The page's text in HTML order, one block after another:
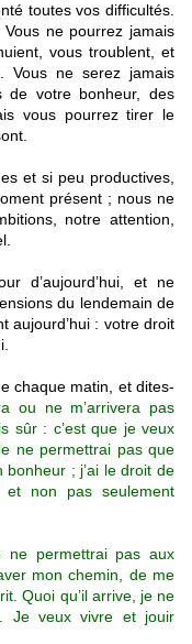
toutes vos difficultés.
ne pourrez jamais
vous troublent, et
Vous ne serez jamais
de votre bonheur, des
vous pourrez tirer le
et si peu productives,
présent ; nous ne
notre attention,
d’aujourd’hui, et ne
du lendemain de
aujourd’hui : votre droit
chaque matin, et dites-
ou ne m’arrivera pas
sûr : c’est que je veux
ne permettrai pas que
; j’ai le droit de
et non pas seulement
ne permettrai pas aux
mon chemin, de me
Quoi qu’il arrive, je ne
Je veux vivre et jouir